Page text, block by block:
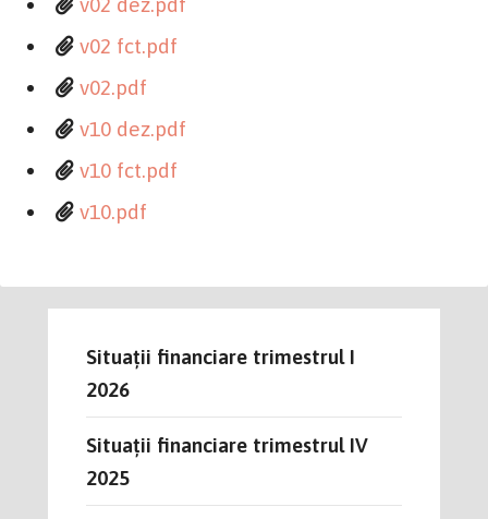
v02 fct.pdf
v02.pdf
v10 dez.pdf
v10 fct.pdf
v10.pdf
Situații financiare trimestrul I
2026
Situații financiare trimestrul IV
2025